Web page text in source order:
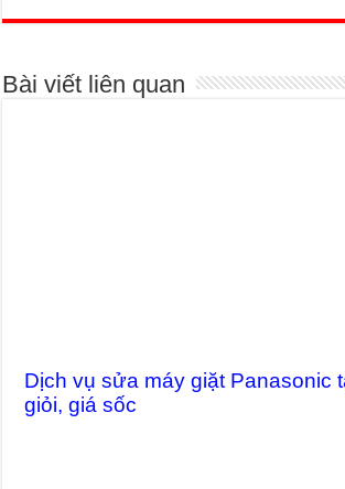
Bài viết liên quan
Dịch vụ sửa máy giặt Panasonic
giỏi, giá sốc